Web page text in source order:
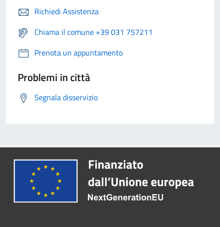
Richiedi Assistenza
Chiama il comune +39 031 757211
Prenota un appuntamento
Problemi in città
Segnala disservizio